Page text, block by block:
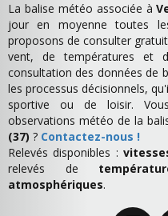
La balise météo associée à
jour en moyenne toutes
proposons de consulter
vent, de températures et
consultation des données de
les processus décisionnels,
sportive ou de loisir.
observations météo de la
(37) ? Contactez-nous !
Relevés disponibles :
relevés de
atmosphériques.